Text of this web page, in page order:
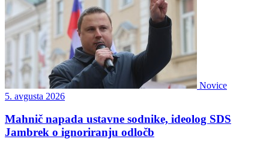
Novice
5. avgusta 2026
Mahnič napada ustavne sodnike, ideolog SDS
Jambrek o ignoriranju odločb